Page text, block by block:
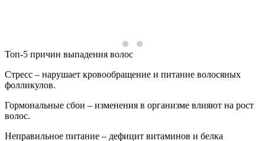
Топ-5 причин выпадения волос
Стресс – нарушает кровообращение и питание волосяных
фолликулов.
Гормональные сбои – изменения в организме влияют на рост
волос.
Неправильное питание – дефицит витаминов и белка